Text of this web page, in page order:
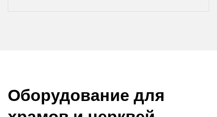
Оборудование для